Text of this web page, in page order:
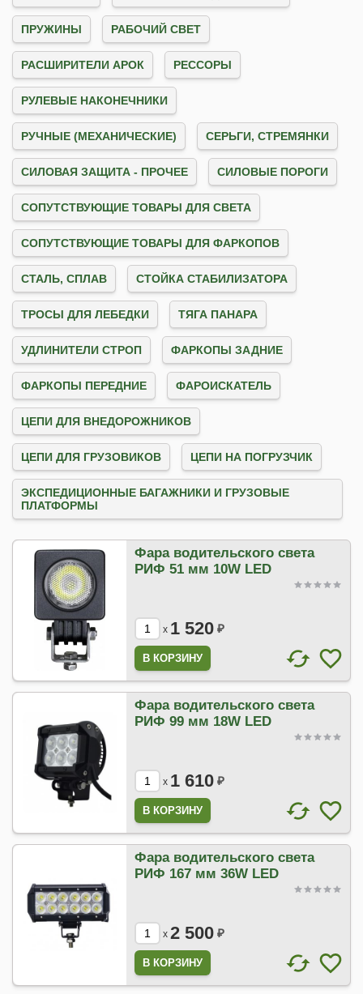
ПРУЖИНЫ РАБОЧИЙ СВЕТ
РАСШИРИТЕЛИ АРОК РЕССОРЫ
РУЛЕВЫЕ НАКОНЕЧНИКИ
РУЧНЫЕ (МЕХАНИЧЕСКИЕ) СЕРЬГИ, СТРЕМЯНКИ
СИЛОВАЯ ЗАЩИТА - ПРОЧЕЕ СИЛОВЫЕ ПОРОГИ
СОПУТСТВУЮЩИЕ ТОВАРЫ ДЛЯ СВЕТА
СОПУТСТВУЮЩИЕ ТОВАРЫ ДЛЯ ФАРКОПОВ
СТАЛЬ, СПЛАВ СТОЙКА СТАБИЛИЗАТОРА
ТРОСЫ ДЛЯ ЛЕБЕДКИ ТЯГА ПАНАРА
УДЛИНИТЕЛИ СТРОП ФАРКОПЫ ЗАДНИЕ
ФАРКОПЫ ПЕРЕДНИЕ ФАРОИСКАТЕЛЬ
ЦЕПИ ДЛЯ ВНЕДОРОЖНИКОВ
ЦЕПИ ДЛЯ ГРУЗОВИКОВ ЦЕПИ НА ПОГРУЗЧИК
ЭКСПЕДИЦИОННЫЕ БАГАЖНИКИ И ГРУЗОВЫЕ
ПЛАТФОРМЫ
Фара водительского света
РИФ 51 мм 10W LED
x 1 520 ₽
Фара водительского света
РИФ 99 мм 18W LED
x 1 610 ₽
Фара водительского света
РИФ 167 мм 36W LED
x 2 500 ₽